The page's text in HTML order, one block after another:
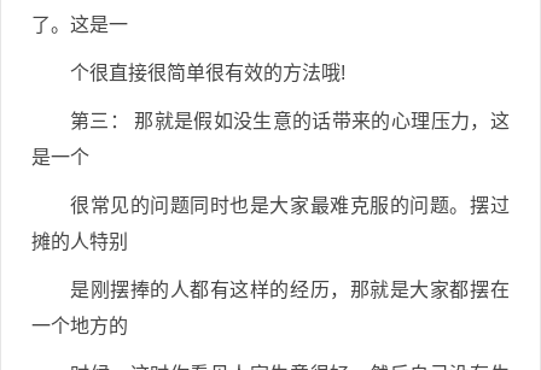
了。这是一
个很直接很简单很有效的方法哦!
第三： 那就是假如没生意的话带来的心理压力，这
是一个
很常见的问题同时也是大家最难克服的问题。摆过
摊的人特别
是刚摆捧的人都有这样的经历，那就是大家都摆在
一个地方的